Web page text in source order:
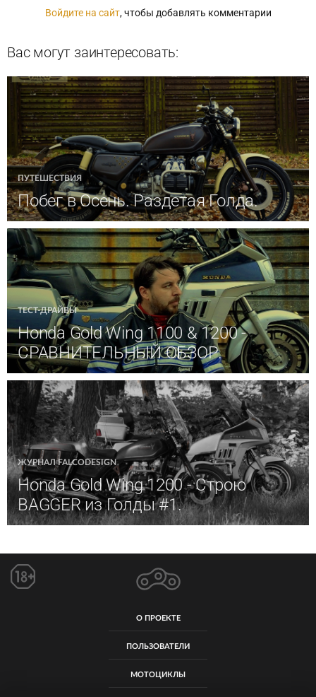
Войдите на сайт, чтобы добавлять комментарии
Вас могут заинтересовать:
ПУТЕШЕСТВИЯ
Побег в Осень. Раздетая Голда.
ТЕСТ-ДРАЙВЫ
Honda Gold Wing 1100 & 1200 -
СРАВНИТЕЛЬНЫЙ ОБЗОР.
ЖУРНАЛ FALCODESIGN
Honda Gold Wing 1200 - Строю
BAGGER из Голды #1.
О ПРОЕКТЕ
ПОЛЬЗОВАТЕЛИ
МОТОЦИКЛЫ